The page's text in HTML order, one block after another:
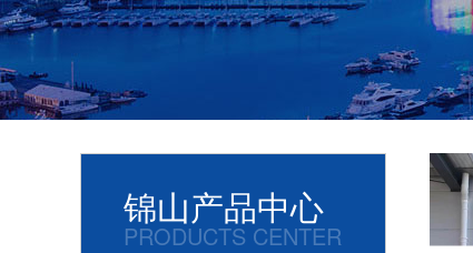
锦山产品中心
PRODUCTS CENTER